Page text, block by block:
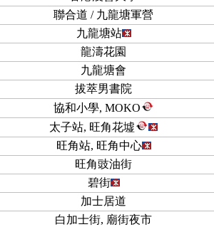
聯合道 / 九龍塘軍營
九龍塘站
龍濤花園
九龍塘會
拔萃男書院
協和小學, MOKO
太子站, 旺角花墟
旺角站, 旺角中心
旺角豉油街
碧街
加士居道
白加士街, 廟街夜市